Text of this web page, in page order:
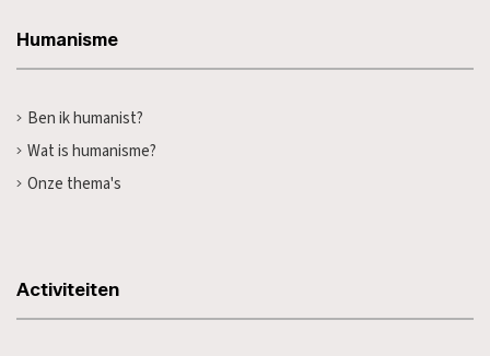
Humanisme
Ben ik humanist?
Wat is humanisme?
Onze thema's
Activiteiten